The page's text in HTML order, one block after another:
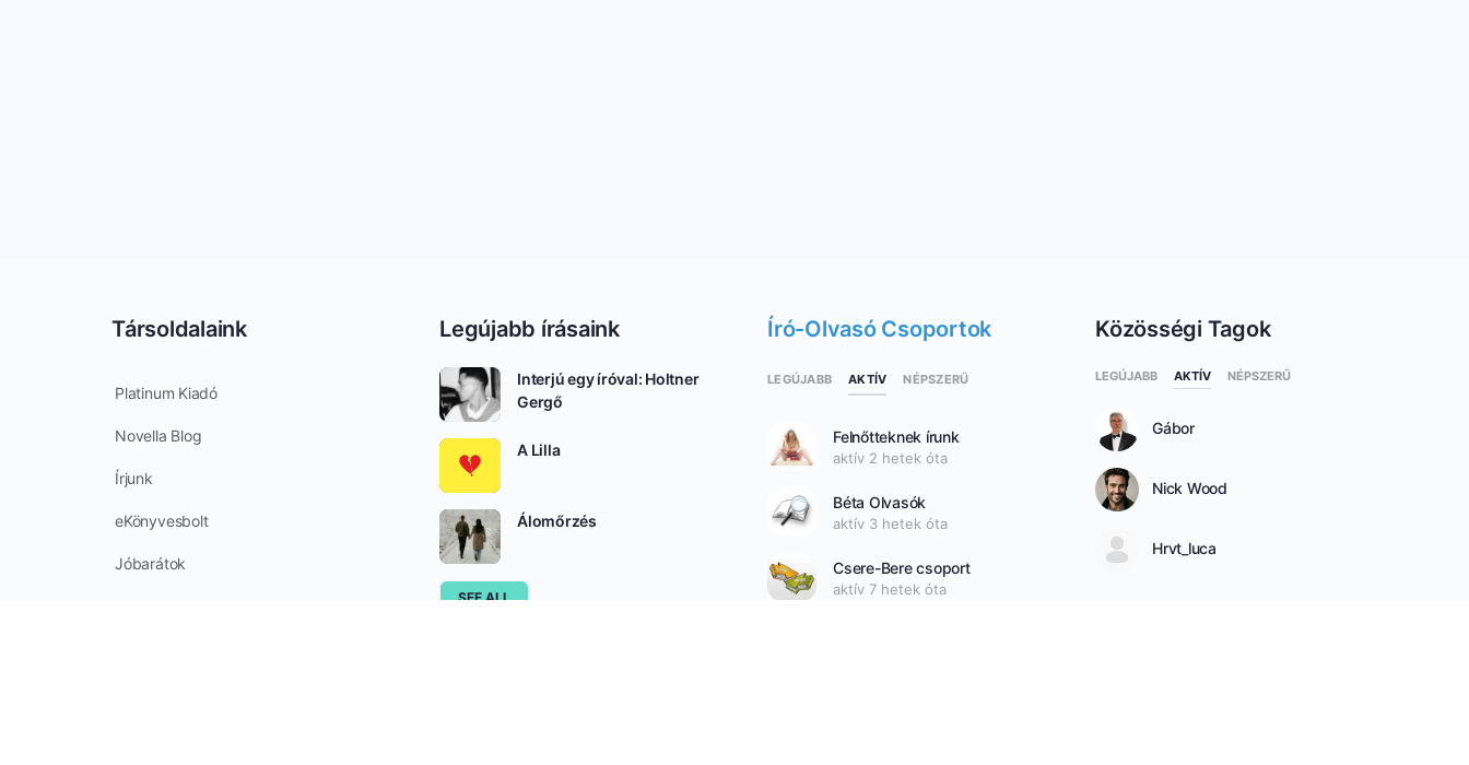
Társoldalaink
Platinum Kiadó
Novella Blog
Írjunk
eKönyvesbolt
Jóbarátok
Legújabb írásaink
Interjú egy íróval: Holtner
Gergő
A Lilla
Álomőrzés
SEE ALL
Író-Olvasó Csoportok
LEGÚJABB AKTÍV NÉPSZERŰ
Felnőtteknek írunk
aktív 2 hetek óta
Béta Olvasók
aktív 3 hetek óta
Csere-Bere csoport
aktív 7 hetek óta
Közösségi Tagok
LEGÚJABB AKTÍV NÉPSZERŰ
Gábor
Nick Wood
Hrvt_luca